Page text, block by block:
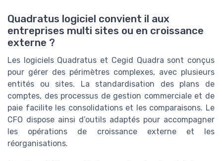
Quadratus logiciel convient il aux
entreprises multi sites ou en croissance
externe ?
Les logiciels Quadratus et Cegid Quadra sont conçus
pour gérer des périmètres complexes, avec plusieurs
entités ou sites. La standardisation des plans de
comptes, des processus de gestion commerciale et de
paie facilite les consolidations et les comparaisons. Le
CFO dispose ainsi d’outils adaptés pour accompagner
les opérations de croissance externe et les
réorganisations.